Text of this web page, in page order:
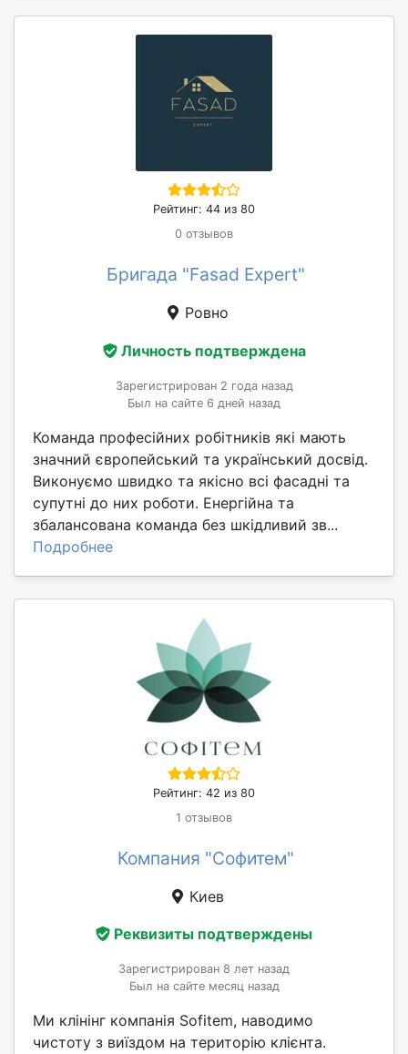
Рейтинг: 44 из 80
0 отзывов
Бригада "Fasad Expert"
Ровно
Личность подтверждена
Зарегистрирован 2 года назад
Был на сайте 6 дней назад
Команда професійних робітників які мають
значний європейський та український досвід.
Виконуємо швидко та якісно всі фасадні та
супутні до них роботи. Енергійна та
збалансована команда без шкідливий зв...
Подробнее
Рейтинг: 42 из 80
1 отзывов
Компания "Софитем"
Киев
Реквизиты подтверждены
Зарегистрирован 8 лет назад
Был на сайте месяц назад
Ми клінінг компанія Sofitem, наводимо
чистоту з виїздом на територію клієнта.